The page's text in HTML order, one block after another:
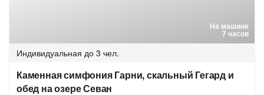
На машине
7 часов
Индивидуальная до 3 чел.
Каменная симфония Гарни, скальный Гегард и
обед на озере Севан